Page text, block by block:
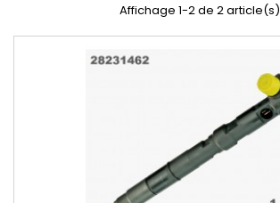
Affichage 1-2 de 2 article(s)